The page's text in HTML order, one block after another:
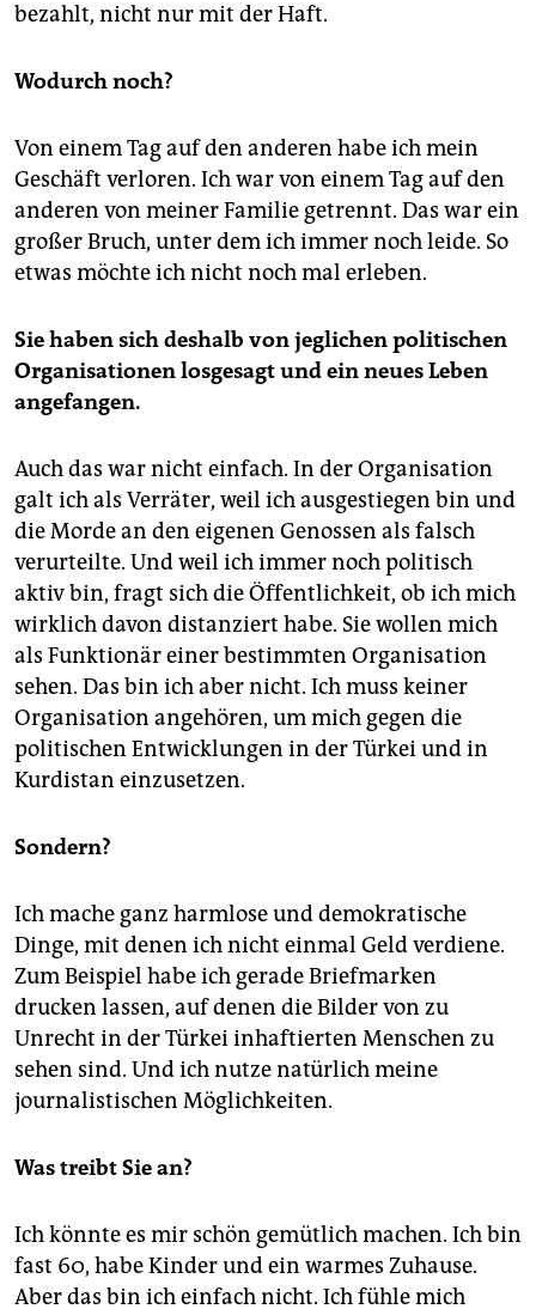
bezahlt, nicht nur mit der Haft.
Wodurch noch?
Von einem Tag auf den anderen habe ich mein
Geschäft verloren. Ich war von einem Tag auf den
anderen von meiner Familie getrennt. Das war ein
großer Bruch, unter dem ich immer noch leide. So
etwas möchte ich nicht noch mal erleben.
Sie haben sich deshalb von jeglichen politischen
Organisationen losgesagt und ein neues Leben
angefangen.
Auch das war nicht einfach. In der Organisation
galt ich als Verräter, weil ich ausgestiegen bin und
die Morde an den eigenen Genossen als falsch
verurteilte. Und weil ich immer noch politisch
aktiv bin, fragt sich die Öffentlichkeit, ob ich mich
wirklich davon distanziert habe. Sie wollen mich
als Funktionär einer bestimmten Organisation
sehen. Das bin ich aber nicht. Ich muss keiner
Organisation angehören, um mich gegen die
politischen Entwicklungen in der Türkei und in
Kurdistan einzusetzen.
Sondern?
Ich mache ganz harmlose und demokratische
Dinge, mit denen ich nicht einmal Geld verdiene.
Zum Beispiel habe ich gerade Briefmarken
drucken lassen, auf denen die Bilder von zu
Unrecht in der Türkei inhaftierten Menschen zu
sehen sind. Und ich nutze natürlich meine
journalistischen Möglichkeiten.
Was treibt Sie an?
Ich könnte es mir schön gemütlich machen. Ich bin
fast 60, habe Kinder und ein warmes Zuhause.
Aber das bin ich einfach nicht. Ich fühle mich